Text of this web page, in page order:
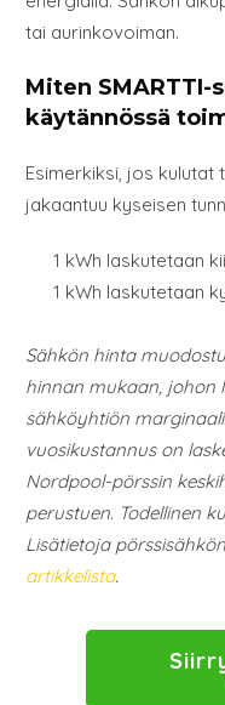
tai aurinkovoiman.
Miten
käytännössä
Esimerkiksi, jos kulutat
jakaantuu kyseisen
1 kWh laskutetaan
1 kWh laskutetaan
Sähkön hinta
hinnan mukaan, johon
sähköyhtiön
vuosikustannus on
Nordpool-pörssin
perustuen. Todellinen
Lisätietoja
artikkelista.